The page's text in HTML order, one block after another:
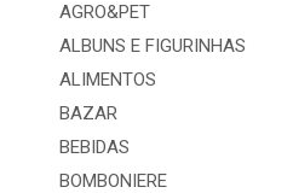
AGRO&PET
ALBUNS E FIGURINHAS
ALIMENTOS
BAZAR
BEBIDAS
BOMBONIERE